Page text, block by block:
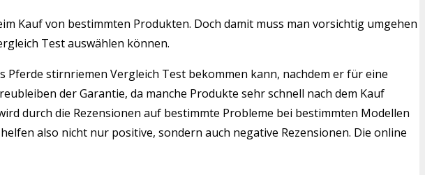
Kauf von bestimmten Produkten. Doch damit muss man vorsichtig umgehen
Test auswählen können.
Pferde stirnriemen Vergleich Test bekommen kann, nachdem er für eine
der Garantie, da manche Produkte sehr schnell nach dem Kauf
durch die Rezensionen auf bestimmte Probleme bei bestimmten Modellen
also nicht nur positive, sondern auch negative Rezensionen. Die online